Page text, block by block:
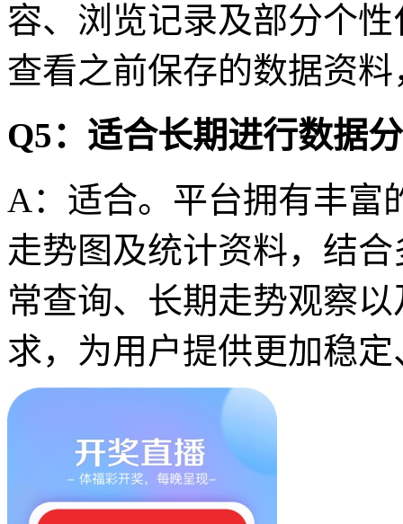
容、浏览记录及部分个
查看之前保存的数据资
Q5：适合长期进行数据
A：适合。平台拥有丰富
走势图及统计资料，结
常查询、长期走势观察
求，为用户提供更加稳